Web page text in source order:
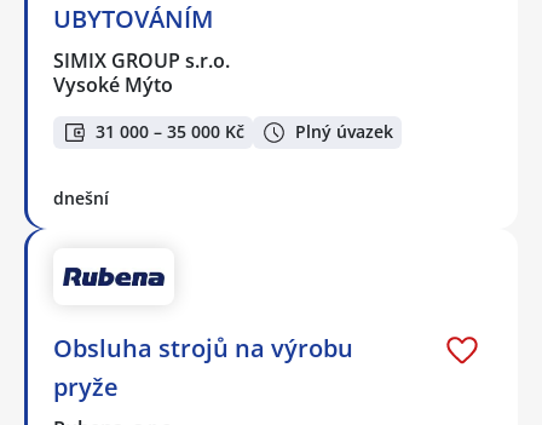
UBYTOVÁNÍM
SIMIX GROUP s.r.o.
Vysoké Mýto
31 000 – 35 000 Kč Plný úvazek
dnešní
Obsluha strojů na výrobu
pryže